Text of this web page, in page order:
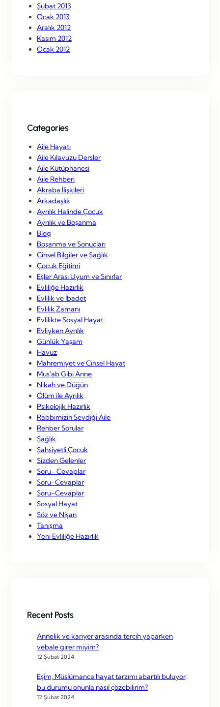
Şubat 2013
Ocak 2013
Aralık 2012
Kasım 2012
Ocak 2012
Categories
Aile Hayatı
Aile Kılavuzu Dersler
Aile Kütüphanesi
Aile Rehberi
Akraba İlişkileri
Arkadaşlık
Ayrılık Halinde Çocuk
Ayrılık ve Boşanma
Blog
Boşanma ve Sonuçları
Cinsel Bilgiler ve Sağlık
Çocuk Eğitimi
Eşler Arası Uyum ve Sınırlar
Evliliğe Hazırlık
Evlilik ve İbadet
Evlilik Zamanı
Evlilikte Sosyal Hayat
Evliyken Ayrılık
Günlük Yaşam
Havuz
Mahremiyet ve Cinsel Hayat
Mus'ab Gibi Anne
Nikah ve Düğün
Ölüm ile Ayrılık
Psikolojik Hazırlık
Rabbimizin Sevdiği Aile
Rehber Sorular
Sağlık
Şahsiyetli Çocuk
Sizden Gelenler
Soru- Cevaplar
Soru-Cevaplar
Soru-Cevaplar
Sosyal Hayat
Söz ve Nişan
Tanışma
Yeni Evliliğe Hazırlık
Recent Posts
Annelik ve kariyer arasında tercih yaparken
vebale girer miyim?
12 Şubat 2024
Eşim, Müslümanca hayat tarzımı abartılı buluyor,
bu durumu onunla nasıl çözebilirim?
12 Şubat 2024